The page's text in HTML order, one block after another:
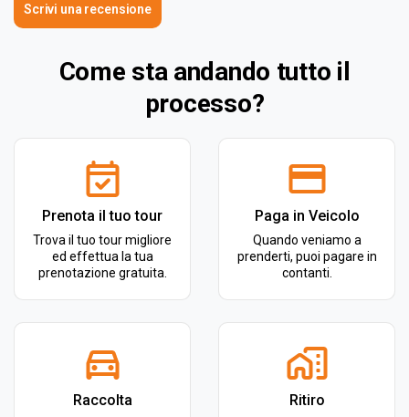
Scrivi una recensione
Come sta andando tutto il
processo?
Prenota il tuo tour
Trova il tuo tour migliore
ed effettua la tua
prenotazione gratuita.
Paga in Veicolo
Quando veniamo a
prenderti, puoi pagare in
contanti.
Raccolta Ritiro